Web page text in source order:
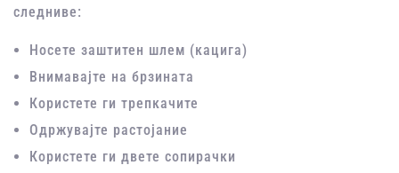
следниве:
Носете заштитен шлем (кацига)
Внимавајте на брзината
Користете ги трепкачите
Одржувајте растојание
Користете ги двете сопирачки